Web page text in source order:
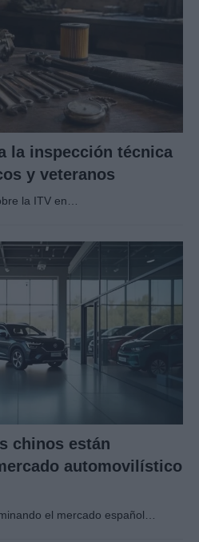
la inspección técnica
y veteranos
la ITV en…
chinos están
automovilístico
el mercado español…